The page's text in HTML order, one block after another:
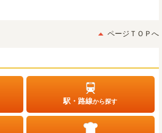
ページＴＯＰへ
駅・路線から探す